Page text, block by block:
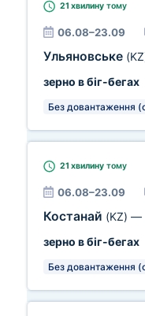
21 хвилину тому
06.08–23.09
Ульяновське
зерно в біг-бегах
Без довантаження
21 хвилину тому
06.08–23.09
Костанай (KZ) —
зерно в біг-бегах
Без довантаження